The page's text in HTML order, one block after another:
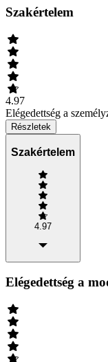
Szakértelem
4.97
Elégedettség a
Részletek
Szakértelem
4.97
Elégedettség a